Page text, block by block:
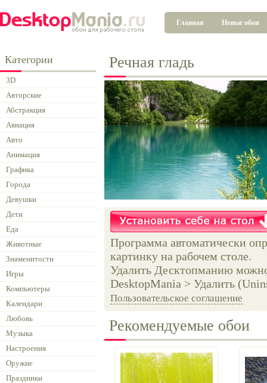
Главная Новые обои
Категории
3D
Авторские
Абстракция
Авиация
Авто
Анимация
Графика
Города
Девушки
Дети
Еда
Животные
Знаменитости
Игры
Компьютеры
Календари
Любовь
Музыка
Настроения
Оружие
Праздники
Речная гладь
Программа автоматически
картинку на рабочем столе.
Удалить Десктопманию
DesktopMania > Удалить
Пользовательское соглашение
Рекомендуемые обои